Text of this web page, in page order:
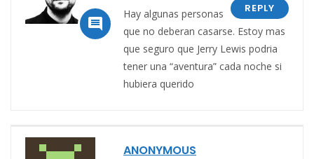

REPLY
Hay algunas personas
que no deberan casarse. Estoy mas
que seguro que Jerry Lewis podria
tener una “aventura” cada noche si
hubiera querido
ANONYMOUS